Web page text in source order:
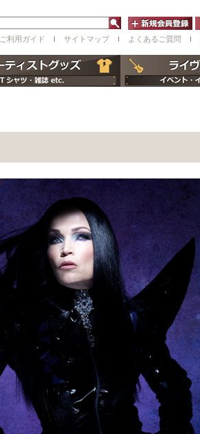
ご利用ガイド ｌ サイトマップ ｌ よくあるご質問 ｌ